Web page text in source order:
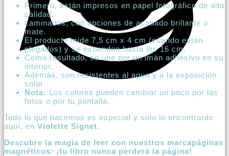
Primero, están impresos en papel fotográfico de alta
calidad.
Laminados, con opciones de acabado brillante o
mate.
El producto mide 7,5 cm x 4 cm (cuando están
plegados) y se extienden hasta los 16 cm.
Como resultado, se une por un imán adhesivo en su
interior.
Además, son resistentes al agua y a la exposición
solar.
Nota: Los colores pueden cambiar un poco por las
fotos o por tu pantalla.
Todo lo que hacemos es especial y solo lo encontrarás
aquí, en Violette Signet.
Descubre la magia de leer con nuestros marcapáginas
magnéticos: ¡tu libro nunca perderá la página!